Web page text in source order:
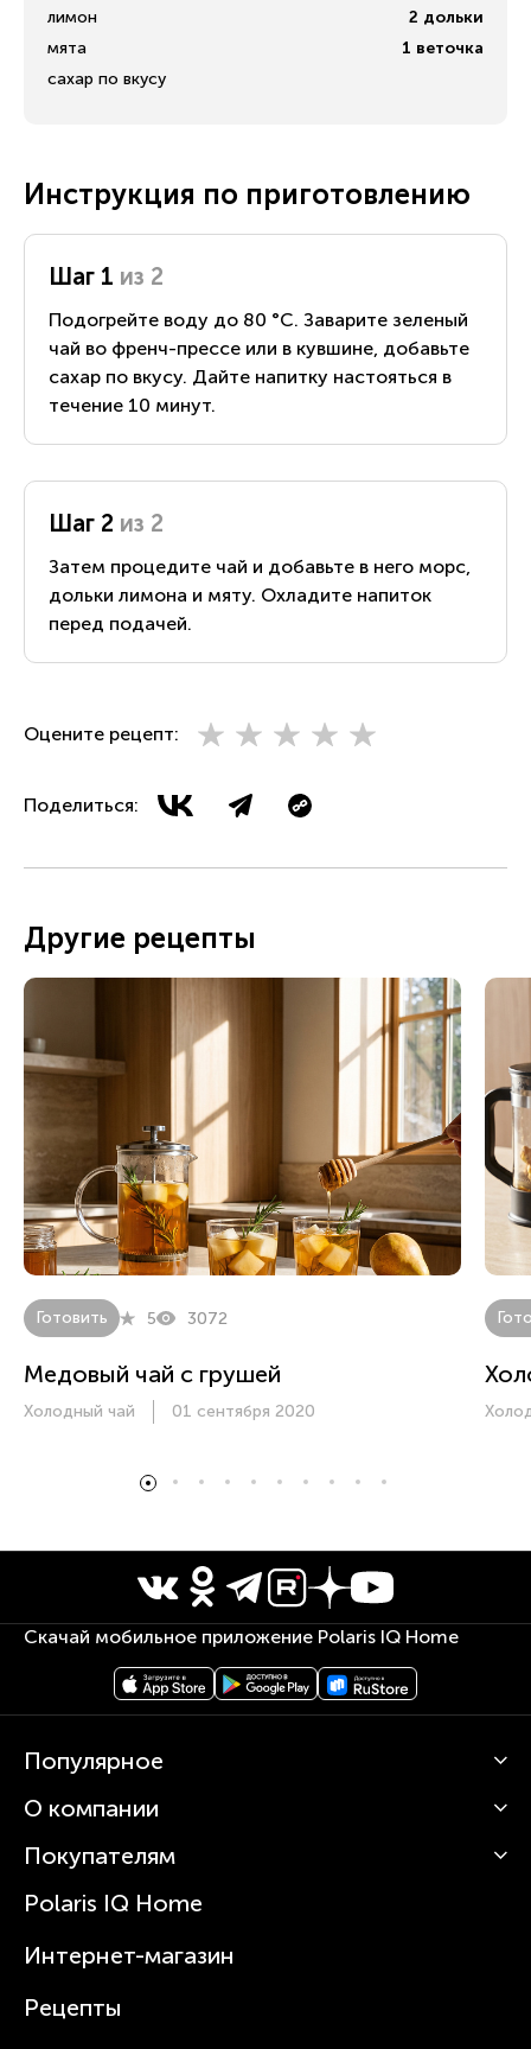
лимон
2 дольки
мята
1 веточка
сахар по вкусу
Инструкция по приготовлению
Шаг 1 из 2
Подогрейте воду до 80 °C. Заварите зеленый
чай во френч-прессе или в кувшине, добавьте
сахар по вкусу. Дайте напитку настояться в
течение 10 минут.
Шаг 2 из 2
Затем процедите чай и добавьте в него морс,
дольки лимона и мяту. Охладите напиток
перед подачей.
Оцените рецепт:
Поделиться:
Другие рецепты
Готовить 5 3072
Медовый чай с грушей
Холодный чай 01 сентября 2020
Скачай мобильное приложение Polaris IQ Home
Популярное
Кофемашины
Вертикальные пылесосы
Зубные щетки и ирригаторы
Увлажнители
Посуда
О компании
О Polaris
Статьи
Покупателям
Сервисные центры
Где купить
Polaris IQ Home
Интернет-магазин
Рецепты